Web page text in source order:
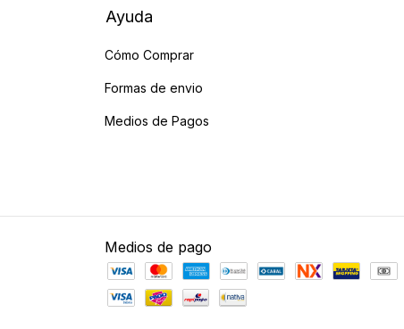
Ayuda
Cómo Comprar
Formas de envio
Medios de Pagos
Medios de pago